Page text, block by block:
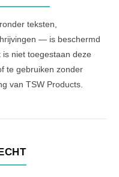
teksten,
— is beschermd
niet toegestaan deze
te gebruiken zonder
van TSW Products.